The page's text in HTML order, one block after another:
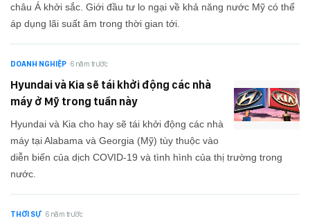
châu Á khởi sắc. Giới đầu tư lo ngại về khả năng nước Mỹ có thể
áp dụng lãi suất âm trong thời gian tới.
DOANH NGHIỆP 6 năm trước
Hyundai và Kia sẽ tái khởi động các nhà
máy ở Mỹ trong tuần này
Hyundai và Kia cho hay sẽ tái khởi động các nhà
máy tại Alabama và Georgia (Mỹ) tùy thuộc vào
diễn biến của dịch COVID-19 và tình hình của thị trường trong
nước.
THỜI SỰ 6 năm trước